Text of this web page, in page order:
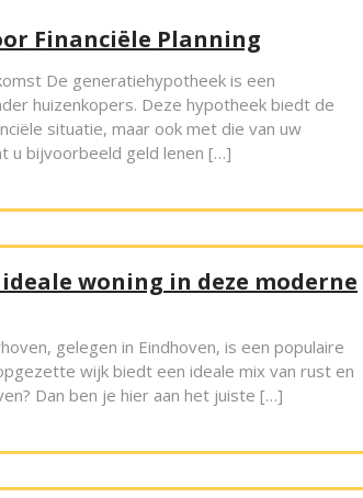
Financiële Planning
De generatiehypotheek is een
huizenkopers. Deze hypotheek biedt de
situatie, maar ook met die van uw
u bijvoorbeeld geld lenen […]
woning in deze moderne
gelegen in Eindhoven, is een populaire
wijk biedt een ideale mix van rust en
Dan ben je hier aan het juiste […]